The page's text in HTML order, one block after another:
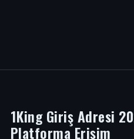
1King Giriş Adresi
Platforma Erişim